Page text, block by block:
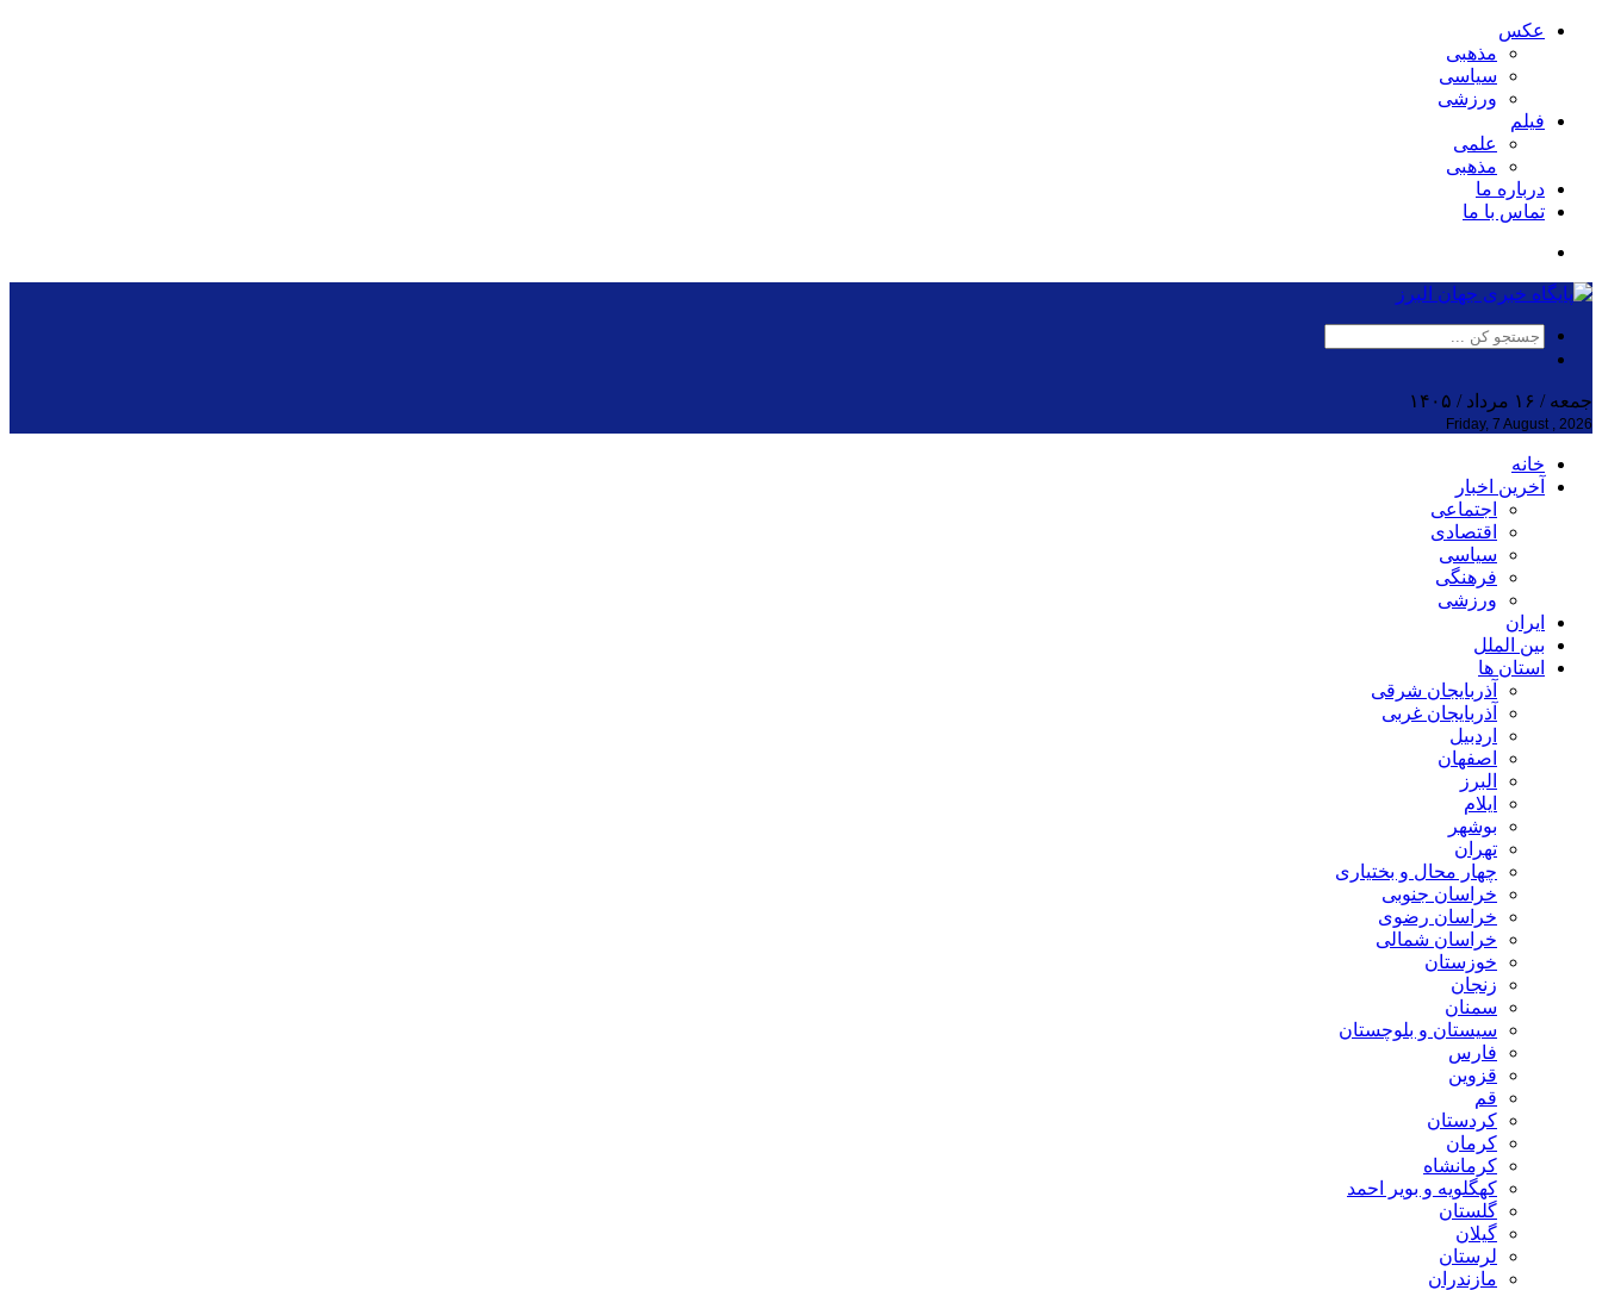
عکس
مذهبی
سیاسی
ورزشی
فیلم
علمی
مذهبی
درباره ما
تماس با ما
جمعه / ۱۶ مرداد / ۱۴۰۵
Friday, 7 August , 2026
خانه
آخرین اخبار
اجتماعی
اقتصادی
سیاسی
فرهنگی
ورزشی
ایران
بین الملل
استان ها
آذربایجان شرقی
آذربایجان غربی
اردبیل
اصفهان
البرز
ایلام
بوشهر
تهران
چهار محال و بختیاری
خراسان جنوبی
خراسان رضوی
خراسان شمالی
خوزستان
زنجان
سمنان
سیستان و بلوچستان
فارس
قزوین
قم
کردستان
کرمان
کرمانشاه
کهگلویه و بویر احمد
گلستان
گیلان
لرستان
مازندران